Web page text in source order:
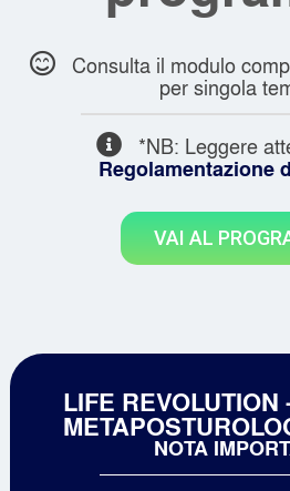
Consulta il modulo
per singola
*NB: Leggere
Regolamentazione
VAI AL
LIFE REVOLUTION
NOTA